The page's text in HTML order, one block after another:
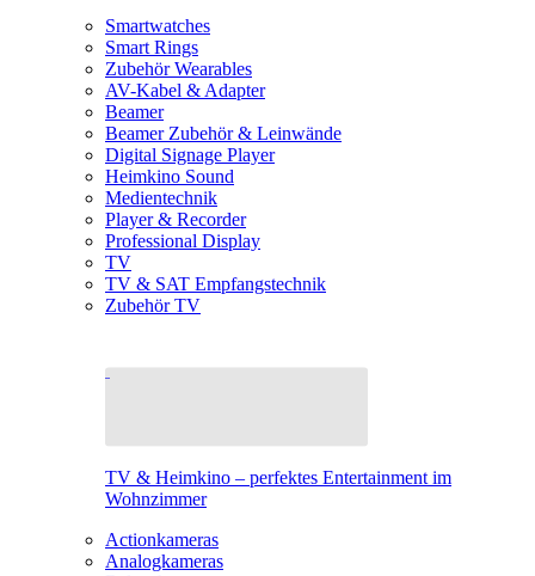
Smartwatches
Smart Rings
Zubehör Wearables
AV-Kabel & Adapter
Beamer
Beamer Zubehör & Leinwände
Digital Signage Player
Heimkino Sound
Medientechnik
Player & Recorder
Professional Display
TV
TV & SAT Empfangstechnik
Zubehör TV
TV & Heimkino – perfektes Entertainment im
Wohnzimmer
Actionkameras
Analogkameras